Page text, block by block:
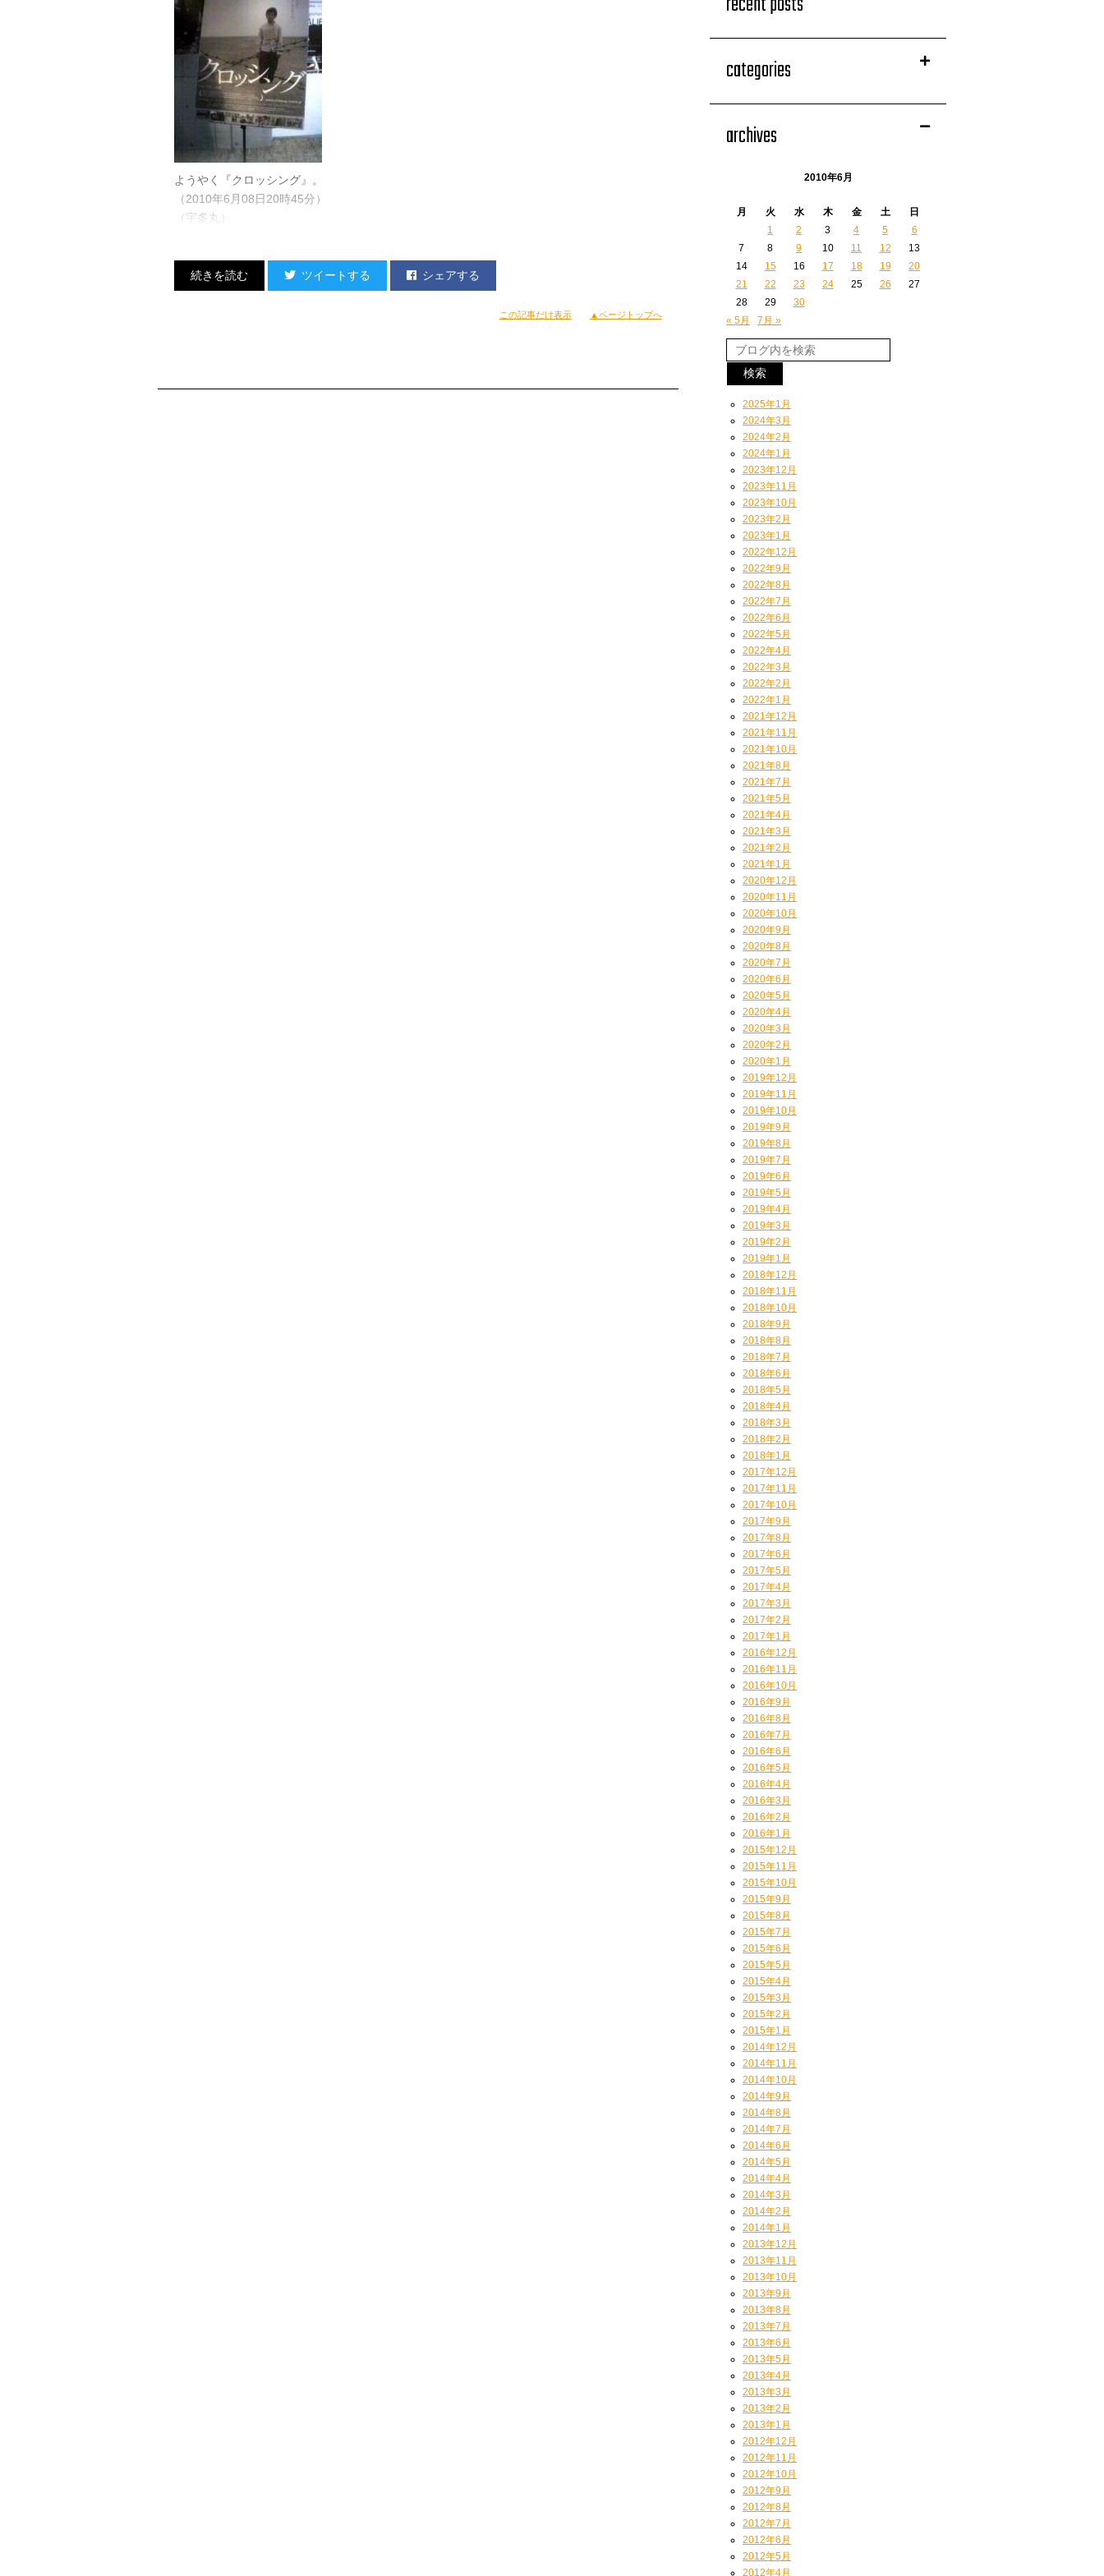
ようやく『クロッシング』。
（2010年6月08日20時45分）
（宇多丸）
ツイートする シェアする
この記事だけ表示 ▲ページトップへ
categories
archives
2010年6月
月 火 水 木 金 土
日
1
2 3 4 5
6
7
8 9 10 11 12
13
14
15 16 17 18 19
20
21
22 23 24 25 26
27
28
29
30
« 5月
7月 »
2025年1月
2024年3月
2024年2月
2024年1月
2023年12月
2023年11月
2023年10月
2023年2月
2023年1月
2022年12月
2022年9月
2022年8月
2022年7月
2022年6月
2022年5月
2022年4月
2022年3月
2022年2月
2022年1月
2021年12月
2021年11月
2021年10月
2021年8月
2021年7月
2021年5月
2021年4月
2021年3月
2021年2月
2021年1月
2020年12月
2020年11月
2020年10月
2020年9月
2020年8月
2020年7月
2020年6月
2020年5月
2020年4月
2020年3月
2020年2月
2020年1月
2019年12月
2019年11月
2019年10月
2019年9月
2019年8月
2019年7月
2019年6月
2019年5月
2019年4月
2019年3月
2019年2月
2019年1月
2018年12月
2018年11月
2018年10月
2018年9月
2018年8月
2018年7月
2018年6月
2018年5月
2018年4月
2018年3月
2018年2月
2018年1月
2017年12月
2017年11月
2017年10月
2017年9月
2017年8月
2017年6月
2017年5月
2017年4月
2017年3月
2017年2月
2017年1月
2016年12月
2016年11月
2016年10月
2016年9月
2016年8月
2016年7月
2016年6月
2016年5月
2016年4月
2016年3月
2016年2月
2016年1月
2015年12月
2015年11月
2015年10月
2015年9月
2015年8月
2015年7月
2015年6月
2015年5月
2015年4月
2015年3月
2015年2月
2015年1月
2014年12月
2014年11月
2014年10月
2014年9月
2014年8月
2014年7月
2014年6月
2014年5月
2014年4月
2014年3月
2014年2月
2014年1月
2013年12月
2013年11月
2013年10月
2013年9月
2013年8月
2013年7月
2013年6月
2013年5月
2013年4月
2013年3月
2013年2月
2013年1月
2012年12月
2012年11月
2012年10月
2012年9月
2012年8月
2012年7月
2012年6月
2012年5月
2012年4月